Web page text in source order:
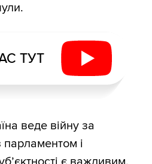
ТУТ
веде війну за
і